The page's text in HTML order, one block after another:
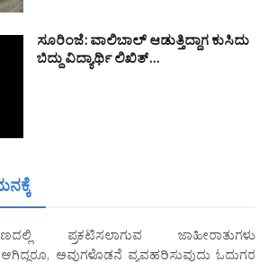
ಸೂರಿಂಜೆ: ವಾಲಿಬಾಲ್ ಆಡುತ್ತಿದ್ದಾಗ ಕುಸಿದು
ಬಿದ್ದು ವಿದ್ಯಾರ್ಥಿ ಲಿಖಿತ್…
ಪ್ರಕಟಿಸಲಾಗುವ ಜಾಹೀರಾತುಗಳು
ಆಗಿದ್ದರೂ, ಅವುಗಳೊಡನೆ ವ್ಯವಹರಿಸುವುದು ಓದುಗರ